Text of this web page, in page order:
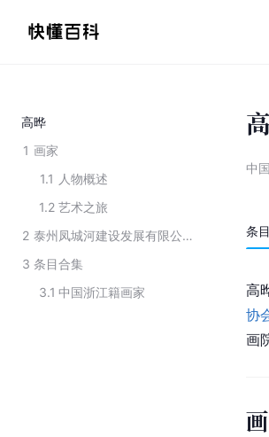
高晔
1 画家
1.1 人物概述
1.2 艺术之旅
2
泰州凤城河建设发展有限公司总经理
3 条目合集
3.1 中国浙江籍画家
中
条目
高
协
画